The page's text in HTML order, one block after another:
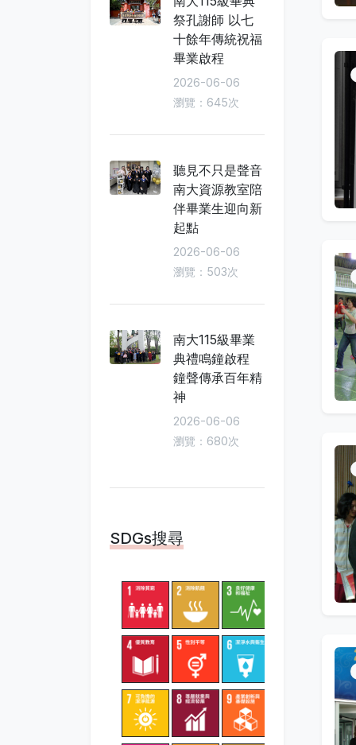
祭孔謝師 以七
十餘年傳統祝福
畢業啟程
2026-06-06
瀏覽：645次
聽見不只是聲音
南大資源教室陪
伴畢業生迎向新
起點
2026-06-06
瀏覽：503次
南大115級畢業
典禮鳴鐘啟程
鐘聲傳承百年精
神
2026-06-06
瀏覽：680次
SDGs搜尋